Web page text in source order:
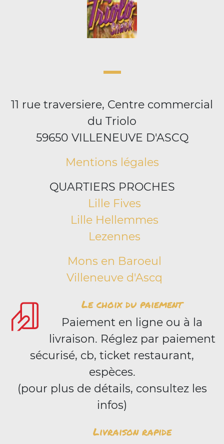
11 rue traversiere, Centre commercial
du Triolo
59650 VILLENEUVE D'ASCQ
Mentions légales
QUARTIERS PROCHES
Lille Fives
Lille Hellemmes
Lezennes
Mons en Baroeul
Villeneuve d'Ascq
Le choix du paiement
Paiement en ligne ou à la
livraison. Réglez par paiement
sécurisé, cb, ticket restaurant,
espèces.
(pour plus de détails, consultez les
infos)
Livraison rapide